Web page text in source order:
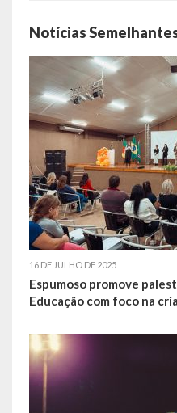
Saúde
Transportes e Trânsito
Geral do Governo
Cultura e Turismo
Pontos Turísticos
Gastronomia
Hospedagem
PUB
Calendário de Eventos
Notícias
16 DE JULHO DE 2025
Espumoso promove
Educação com foco na